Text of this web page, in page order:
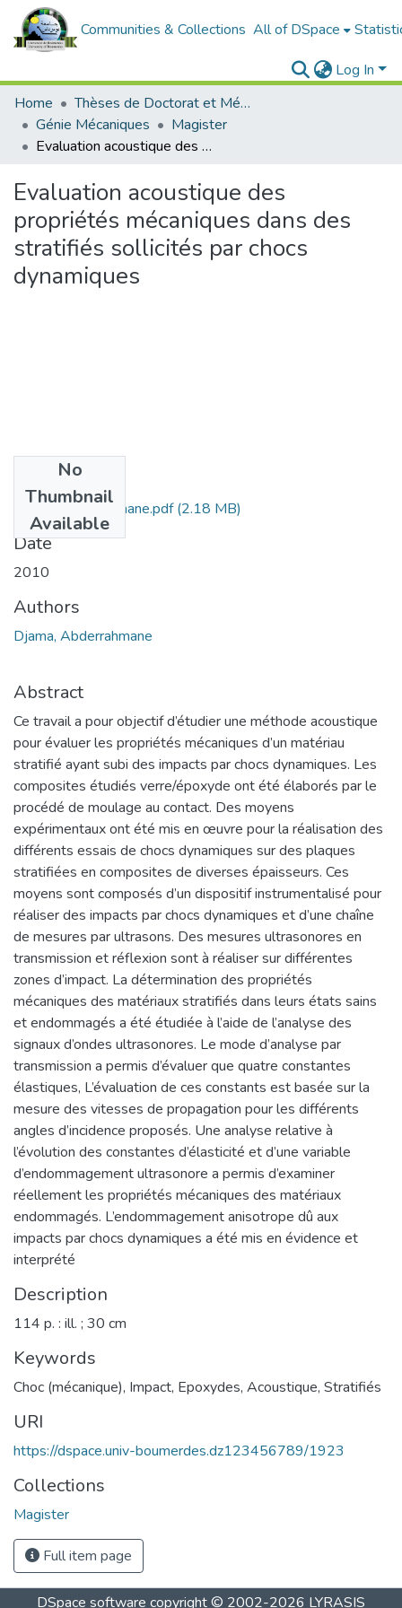
Communities & Collections All of DSpace
Log In
Home
Thèses de Doctorat et Mémoires de Magister
Génie Mécaniques
Magister
Evaluation acoustique des propriétés mécaniques dans des stratifiés sollicités par chocs dynamiques
Evaluation acoustique des
propriétés mécaniques dans des
stratifiés sollicités par chocs
dynamiques
No
Thumbnail
Available
Djama Abderrahmane.pdf(2.18 MB)
Date
2010
Authors
Djama, Abderrahmane
Abstract
Ce travail a pour objectif d’étudier une méthode acoustique
pour évaluer les propriétés mécaniques d’un matériau
stratifié ayant subi des impacts par chocs dynamiques. Les
composites étudiés verre/époxyde ont été élaborés par le
procédé de moulage au contact. Des moyens
expérimentaux ont été mis en œuvre pour la réalisation des
différents essais de chocs dynamiques sur des plaques
stratifiées en composites de diverses épaisseurs. Ces
moyens sont composés d’un dispositif instrumentalisé pour
réaliser des impacts par chocs dynamiques et d’une chaîne
de mesures par ultrasons. Des mesures ultrasonores en
transmission et réflexion sont à réaliser sur différentes
zones d’impact. La détermination des propriétés
mécaniques des matériaux stratifiés dans leurs états sains
et endommagés a été étudiée à l’aide de l’analyse des
signaux d’ondes ultrasonores. Le mode d’analyse par
transmission a permis d’évaluer que quatre constantes
élastiques, L’évaluation de ces constants est basée sur la
mesure des vitesses de propagation pour les différents
angles d’incidence proposés. Une analyse relative à
l’évolution des constantes d’élasticité et d’une variable
d’endommagement ultrasonore a permis d’examiner
réellement les propriétés mécaniques des matériaux
endommagés. L’endommagement anisotrope dû aux
impacts par chocs dynamiques a été mis en évidence et
interprété
Description
114 p. : ill. ; 30 cm
Keywords
Choc (mécanique), Impact, Epoxydes, Acoustique, Stratifiés
URI
https://dspace.univ-boumerdes.dz123456789/1923
Collections
Magister
Full item page
DSpace software copyright © 2002-2026 LYRASIS